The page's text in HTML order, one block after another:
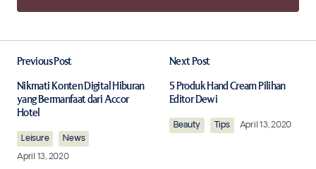
Add a comment
Required fields are marked*
Previous Post
Nikmati Konten Digital Hiburan
yang Bermanfaat dari Accor
Hotel
Leisure
News
April 13, 2020
Next Post
5 Produk Hand Cream Pilihan
Editor Dewi
Beauty Tips April 13, 2020